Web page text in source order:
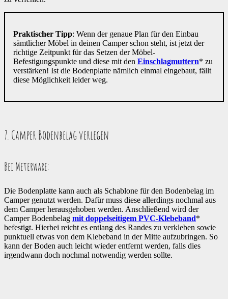
Praktischer Tipp: Wenn der genaue Plan für den Einbau
sämtlicher Möbel in deinen Camper schon steht, ist jetzt der
richtige Zeitpunkt für das Setzen der Möbel-
Befestigungspunkte und diese mit den Einschlagmuttern* zu
verstärken! Ist die Bodenplatte nämlich einmal eingebaut, fällt
diese Möglichkeit leider weg.
7. Camper Bodenbelag verlegen
Bei Meterware:
Die Bodenplatte kann auch als Schablone für den Bodenbelag im
Camper genutzt werden. Dafür muss diese allerdings nochmal aus
dem Camper herausgehoben werden. Anschließend wird der
Camper Bodenbelag mit doppelseitigem PVC-Klebeband*
befestigt. Hierbei reicht es entlang des Randes zu verkleben sowie
punktuell etwas von dem Klebeband in der Mitte aufzubringen. So
kann der Boden auch leicht wieder entfernt werden, falls dies
irgendwann doch nochmal notwendig werden sollte.